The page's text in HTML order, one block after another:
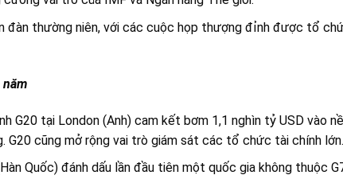
đàn thường niên, với các cuộc họp thượng đỉnh được tổ
G20 tại London (Anh) cam kết bơm 1,1 nghìn tỷ USD vào
G20 cũng mở rộng vai trò giám sát các tổ chức tài chính lớn.
Quốc) đánh dấu lần đầu tiên một quốc gia không thuộc